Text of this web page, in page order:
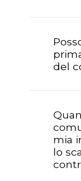
del
prima
mia
lo